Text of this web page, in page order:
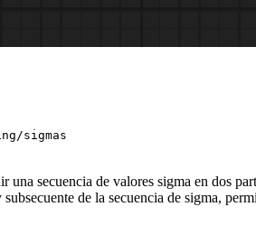
sigmas
secuencia de valores sigma en dos
de la secuencia de sigma,